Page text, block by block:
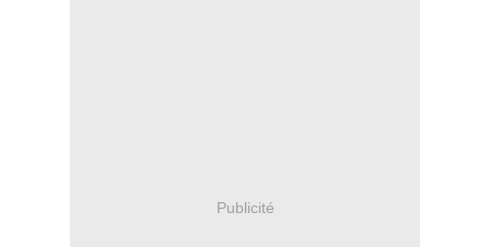
Publicité